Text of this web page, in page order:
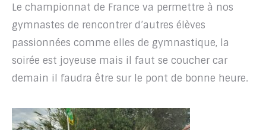
Le championnat de France va permettre à nos
gymnastes de rencontrer d’autres élèves
passionnées comme elles de gymnastique, la
soirée est joyeuse mais il faut se coucher car
demain il faudra être sur le pont de bonne heure.